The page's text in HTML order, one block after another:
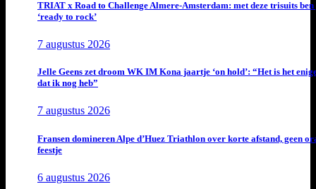
TRIAT x Road to Challenge Almere-Amsterdam: met deze trisuits ben
‘ready to rock’
7 augustus 2026
Jelle Geens zet droom WK IM Kona jaartje ‘on hold’: “Het is het
dat ik nog heb”
7 augustus 2026
Fransen domineren Alpe d’Huez Triathlon over korte afstand, geen
feestje
6 augustus 2026